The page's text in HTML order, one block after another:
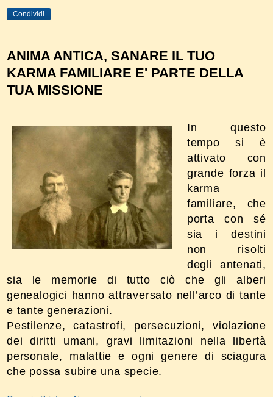
Condividi
ANIMA ANTICA, SANARE IL TUO
KARMA FAMILIARE E' PARTE DELLA
TUA MISSIONE
In questo
tempo si è
attivato con
grande forza il
karma
familiare, che
porta con sé
sia i destini
non risolti
degli antenati,
sia le memorie di tutto ciò che gli alberi
genealogici hanno attraversato nell’arco di tante
e tante generazioni.
Pestilenze, catastrofi, persecuzioni, violazione
dei diritti umani, gravi limitazioni nella libertà
personale, malattie e ogni genere di sciagura
che possa subire una specie.